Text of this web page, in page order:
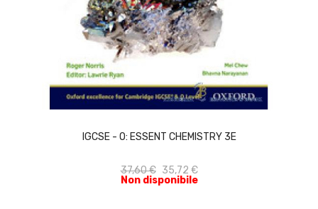
IGCSE - O: ESSENT CHEMISTRY 3E
37,60 € 35,72 €
Non disponibile